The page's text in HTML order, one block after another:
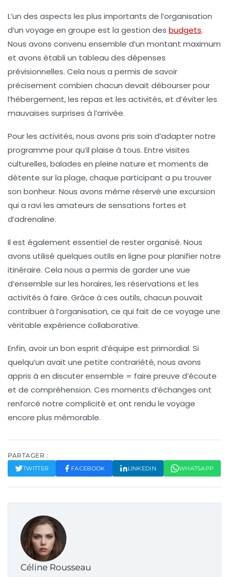
L’un des aspects les plus importants de l’organisation
d’un voyage en groupe est la gestion des budgets.
Nous avons convenu ensemble d’un montant maximum
et avons établi un tableau des dépenses
prévisionnelles. Cela nous a permis de savoir
précisement combien chacun devait débourser pour
l’hébergement, les repas et les activités, et d’éviter les
mauvaises surprises à l’arrivée.
Pour les activités, nous avons pris soin d’adapter notre
programme pour qu’il plaise à tous. Entre visites
culturelles, balades en pleine nature et moments de
détente sur la plage, chaque participant a pu trouver
son bonheur. Nous avons même réservé une excursion
qui a ravi les amateurs de sensations fortes et
d’adrenaline.
Il est également essentiel de rester organisé. Nous
avons utilisé quelques outils en ligne pour planifier notre
itinéraire. Cela nous a permis de garder une vue
d’ensemble sur les horaires, les réservations et les
activités à faire. Grâce à ces outils, chacun pouvait
contribuer à l’organisation, ce qui fait de ce voyage une
véritable expérience collaborative.
Enfin, avoir un bon esprit d’équipe est primordial. Si
quelqu’un avait une petite contrariété, nous avons
appris à en discuter ensemble = faire preuve d’écoute
et de compréhension. Ces moments d’échanges ont
renforcé notre complicité et ont rendu le voyage
encore plus mémorable.
PARTAGER :
TWITTER FACEBOOK LINKEDIN WHATSAPP
Céline Rousseau